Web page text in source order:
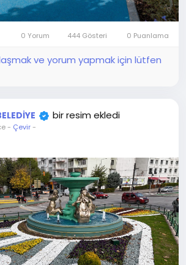
0 Yorum 444 Gösteri 0 Puanlama
ve yorum yapmak için lütfen
bir resim ekledi
- Çevir-